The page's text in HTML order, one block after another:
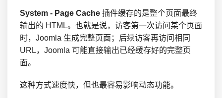
System - Page Cache 插件缓存的是整个页面最终
输出的 HTML。也就是说，访客第一次访问某个页面
时，Joomla 生成完整页面；后续访客再访问相同
URL，Joomla 可能直接输出已经缓存好的完整页
面。
这种方式速度快，但也最容易影响动态功能。